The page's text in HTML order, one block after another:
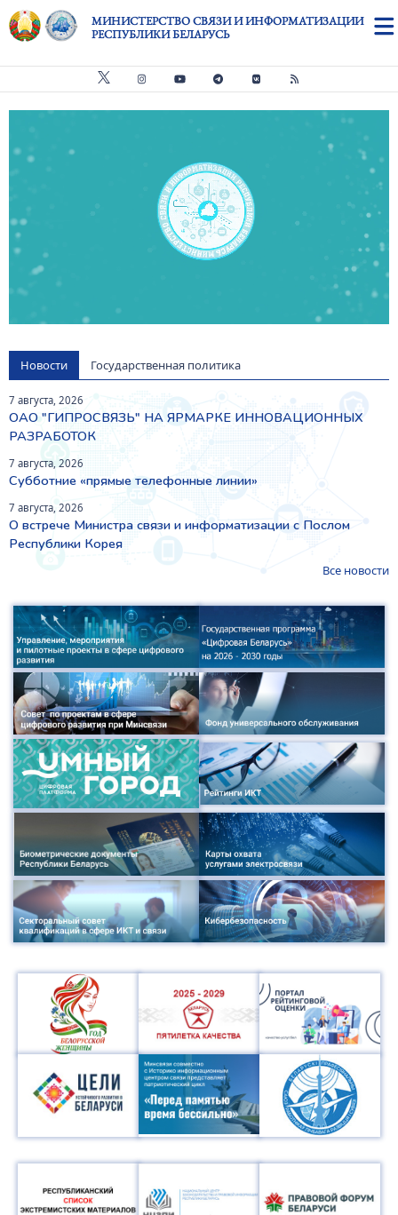
Перейти к основному содержанию
МИНИСТЕРСТВО СВЯЗИ И ИНФОРМАТИЗАЦИИ
РЕСПУБЛИКИ БЕЛАРУСЬ
Видео файл
Новости Государственная политика
7 августа, 2026
ОАО "ГИПРОСВЯЗЬ" НА ЯРМАРКЕ ИННОВАЦИОННЫХ
РАЗРАБОТОК
7 августа, 2026
Субботние «прямые телефонные линии»
7 августа, 2026
О встрече Министра связи и информатизации с Послом
Республики Корея
Все новости